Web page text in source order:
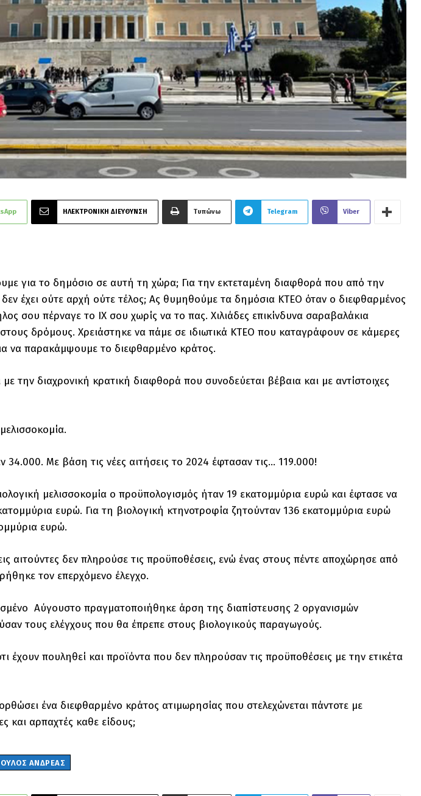
ΗΛΕΚΤΡΟΝΙΚΗ ΔΙΕΥΘΥΝΣΗ Τυπώνω Telegram Viber
για το δημόσιο σε αυτή τη χώρα; Για την εκτεταμένη διαφθορά που από την
δεν έχει ούτε αρχή ούτε τέλος; Ας θυμηθούμε τα δημόσια ΚΤΕΟ όταν ο διεφθαρμένος
σου πέρναγε το ΙΧ σου χωρίς να το πας. Χιλιάδες επικίνδυνα σαραβαλάκια
δρόμους. Χρειάστηκε να πάμε σε ιδιωτικά ΚΤΕΟ που καταγράφουν σε κάμερες
να παρακάμψουμε το διεφθαρμένο κράτος.
με την διαχρονική κρατική διαφθορά που συνοδεύεται βέβαια και με αντίστοιχες
34.000. Με βάση τις νέες αιτήσεις το 2024 έφτασαν τις… 119.000!
μελισσοκομία ο προϋπολογισμός ήταν 19 εκατομμύρια ευρώ και έφτασε να
ευρώ. Για τη βιολογική κτηνοτροφία ζητούνταν 136 εκατομμύρια ευρώ
ευρώ.
αιτούντες δεν πληρούσε τις προϋποθέσεις, ενώ ένας στους πέντε αποχώρησε από
τον επερχόμενο έλεγχο.
Αύγουστο πραγματοποιήθηκε άρση της διαπίστευσης 2 οργανισμών
τους ελέγχους που θα έπρεπε στους βιολογικούς παραγωγούς.
έχουν πουληθεί και προϊόντα που δεν πληρούσαν τις προϋποθέσεις με την ετικέτα
ένα διεφθαρμένο κράτος ατιμωρησίας που στελεχώνεται πάντοτε με
και αρπαχτές καθε είδους;
ΑΝΔΡΕΑΣ